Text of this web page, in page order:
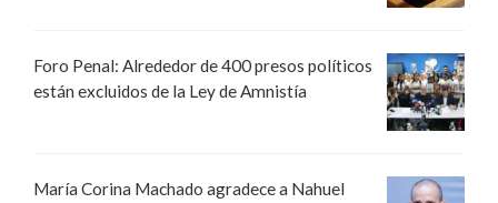
Foro Penal: Alrededor de 400 presos políticos
están excluidos de la Ley de Amnistía
María Corina Machado agradece a Nahuel